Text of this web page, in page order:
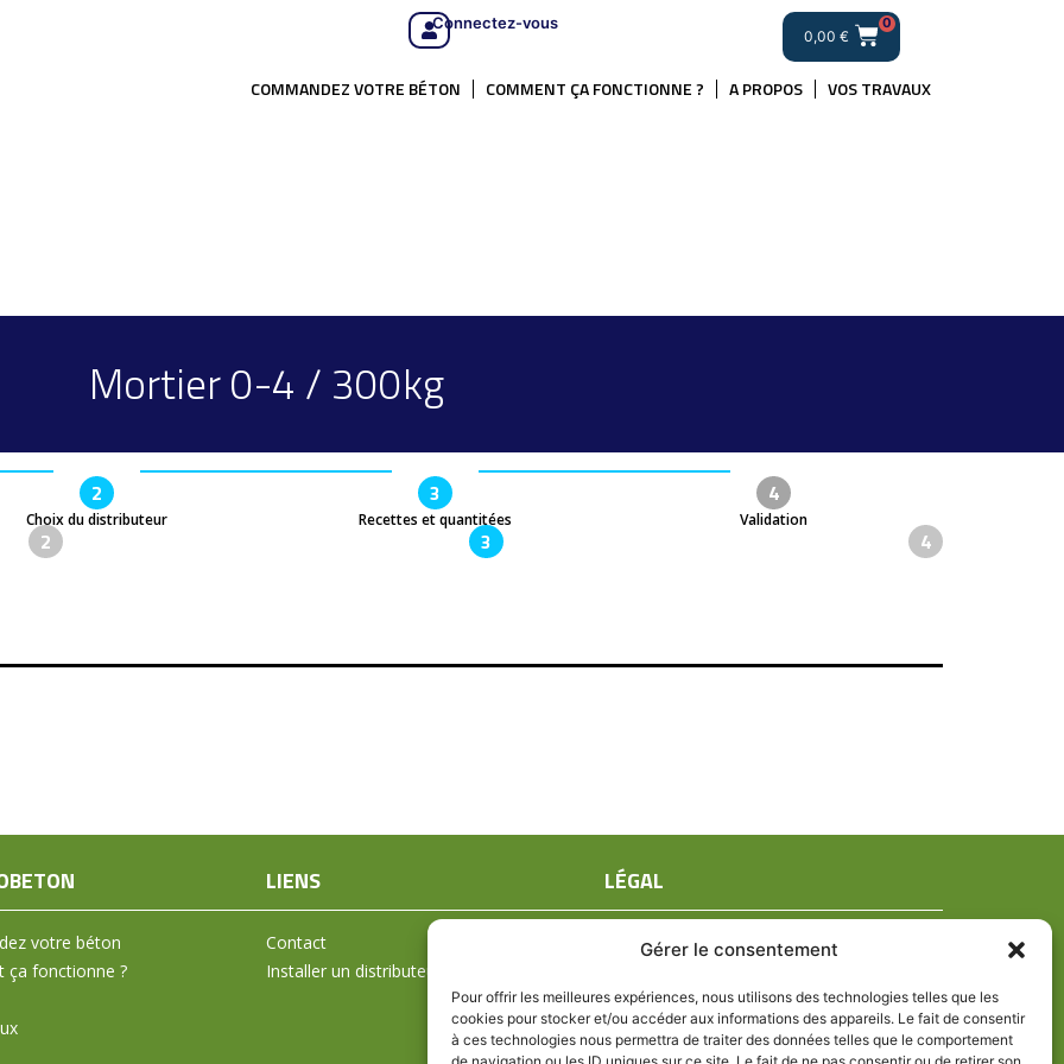
Gérer le consentement
Pour offrir les meilleures expériences, nous utilisons des technologies telles que les
cookies pour stocker et/ou accéder aux informations des appareils. Le fait de consentir
à ces technologies nous permettra de traiter des données telles que le comportement
Connectez-vous
0,00 €
0
COMMANDEZ VOTRE BÉTON COMMENT ÇA FONCTIONNE ? A PROPOS VOS TRAVAUX
Mortier 0-4 / 300kg
2
Choix du distributeur
3
Recettes et quantitées
4
Validation
2 3 4
votre béton
ça fonctionne ?
LIENS
Contact
Installer un distributeur
LÉGAL
Mentions légales
Politique de confidentialité
Politique de cookies (UE)